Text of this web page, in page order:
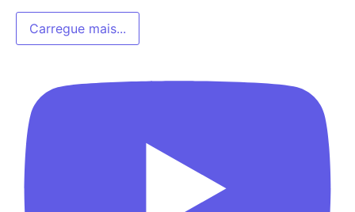
Carregue mais...